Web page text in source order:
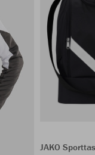
JAKO